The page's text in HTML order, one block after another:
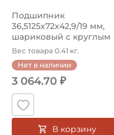
Подшипник
36,5125х72х42,9/19 мм,
шариковый c круглым
отверстием на вал ...
Вес товара 0.41 кг.
Нет в наличии
3 064.70 ₽
В корзину